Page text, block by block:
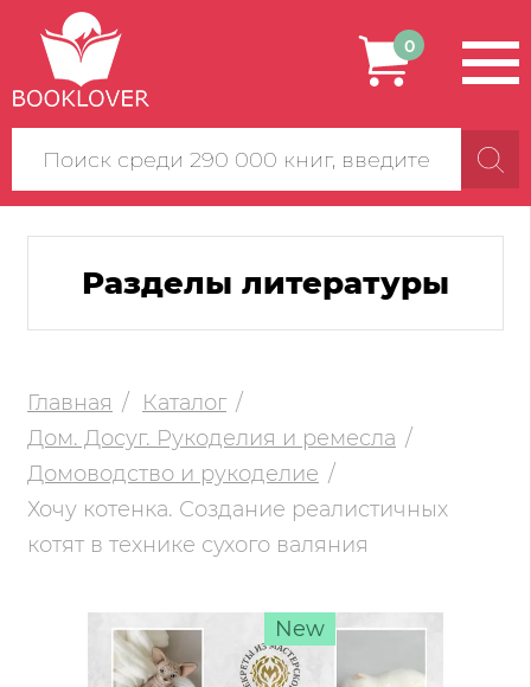
Поиск
по
сайту
0
Разделы литературы
Главная
Каталог
Дом. Досуг. Рукоделия и ремесла
Домоводство и рукоделие
Хочу котенка. Создание реалистичных
котят в технике сухого валяния
New